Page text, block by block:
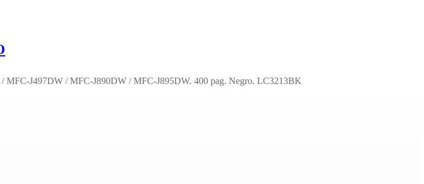
J497DW / MFC-J890DW / MFC-J895DW. 400 pag. Negro. LC3213BK